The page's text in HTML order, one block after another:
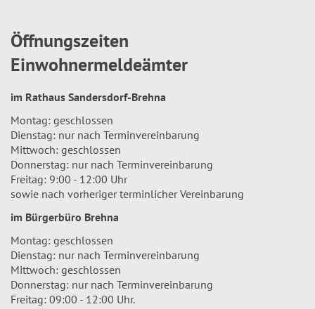
Öffnungszeiten
Einwohnermeldeämter
im Rathaus Sandersdorf-Brehna
Montag: geschlossen
Dienstag: nur nach Terminvereinbarung
Mittwoch: geschlossen
Donnerstag: nur nach Terminvereinbarung
Freitag: 9:00 - 12:00 Uhr
sowie nach vorheriger terminlicher Vereinbarung
im Bürgerbüro Brehna
Montag: geschlossen
Dienstag: nur nach Terminvereinbarung
Mittwoch: geschlossen
Donnerstag: nur nach Terminvereinbarung
Freitag: 09:00 - 12:00 Uhr.